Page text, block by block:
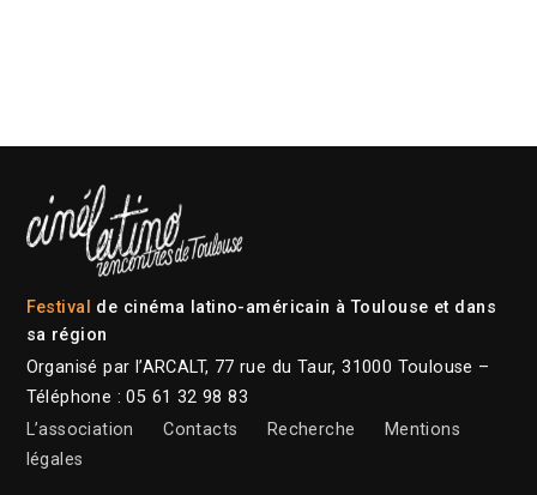
Festival de cinéma latino-américain à Toulouse et dans
sa région
Organisé par l’ARCALT, 77 rue du Taur, 31000 Toulouse –
Téléphone : 05 61 32 98 83
L’association
Contacts Recherche
Mentions
légales